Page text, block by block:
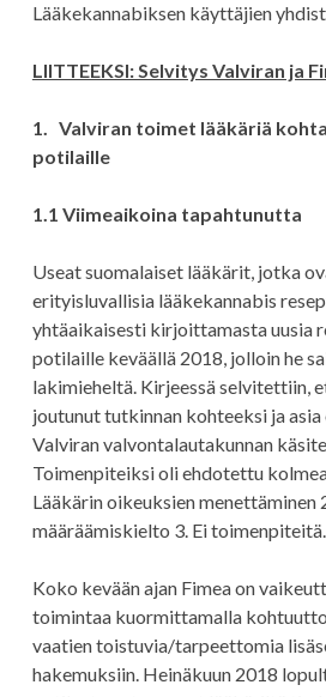
Lääkekannabiksen käyttäjien
LIITTEEKSI: Selvitys Valviran ja
1. Valviran toimet lääkäriä
potilaille
1.1 Viimeaikoina tapahtunutta
Useat suomalaiset lääkärit, jotka
erityisluvallisia lääkekannabis
yhtäaikaisesti kirjoittamasta uusia
potilaille keväällä 2018, jolloin he
lakimieheltä. Kirjeessä selvitettiin,
joutunut tutkinnan kohteeksi ja asia
Valviran valvontalautakunnan
Toimenpiteiksi oli ehdotettu
Lääkärin oikeuksien menettäminen
määräämiskielto 3. Ei toimenpiteitä.
Koko kevään ajan Fimea on
toimintaa kuormittamalla
vaatien toistuvia/tarpeettomia
hakemuksiin. Heinäkuun 2018